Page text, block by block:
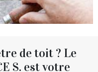
de toit ? Le
S. est votre